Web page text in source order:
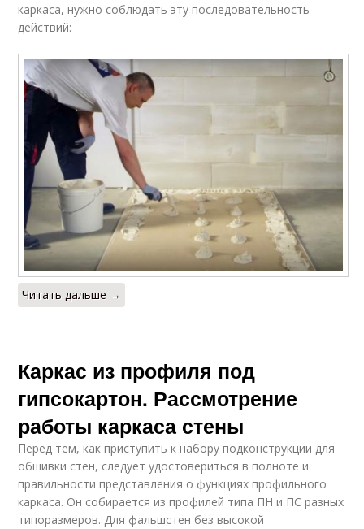
каркаса, нужно соблюдать эту последовательность
действий:
Читать дальше →
Каркас из профиля под
гипсокартон. Рассмотрение
работы каркаса стены
Перед тем, как приступить к набору подконструкции для
обшивки стен, следует удостовериться в полноте и
правильности представления о функциях профильного
каркаса. Он собирается из профилей типа ПН и ПС разных
типоразмеров. Для фальшстен без высокой